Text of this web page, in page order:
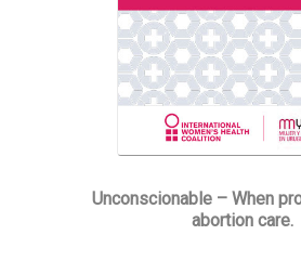
Unconscionable – When
abortion care.